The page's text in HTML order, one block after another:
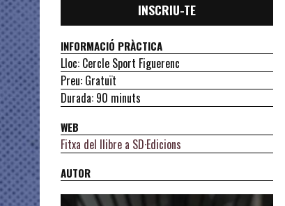
INSCRIU-TE
INFORMACIÓ PRÀCTICA
Lloc: Cercle Sport Figuerenc
Preu: Gratuït
Durada: 90 minuts
WEB
Fitxa del llibre a SD·Edicions
AUTOR